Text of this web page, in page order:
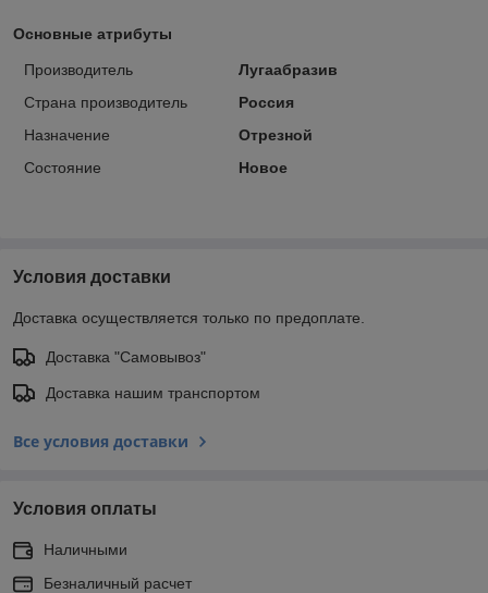
Основные атрибуты
Производитель
Лугаабразив
Страна производитель
Россия
Назначение
Отрезной
Состояние
Новое
Условия доставки
Доставка осуществляется только по предоплате.
Доставка "Самовывоз"
Доставка нашим транспортом
Все условия доставки
Условия оплаты
Наличными
Безналичный расчет